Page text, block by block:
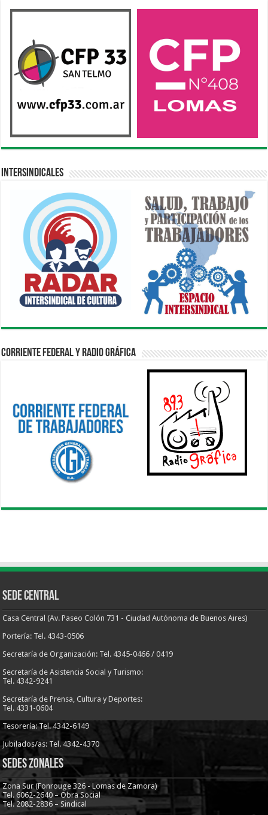
Intersindicales
Corriente Federal y Radio Gráfica
Sede Central
Casa Central (Av. Paseo Colón 731 - Ciudad Autónoma de Buenos Aires)
Portería: Tel. 4343-0506
Secretaría de Organización: Tel. 4345-0466 / 0419
Secretaría de Asistencia Social y Turismo:
Tel. 4342-9241
Secretaría de Prensa, Cultura y Deportes:
Tel. 4331-0604
Tesorería: Tel. 4342-6149
Jubilados/as: Tel. 4342-4370
Sedes Zonales
Zona Sur (Fonrouge 326 - Lomas de Zamora)
Tel. 6062-2640 – Obra Social
Tel. 2082-2836 – Sindical